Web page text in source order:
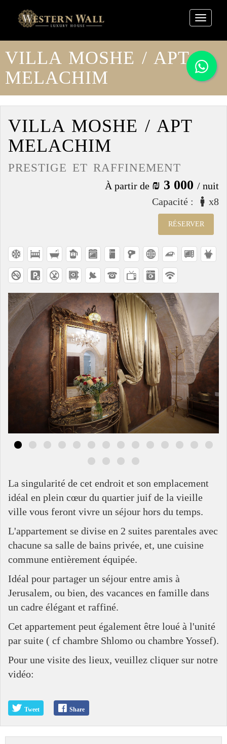
cvbbb
VILLA MOSHE / APT
MELACHIM
VILLA MOSHE / APT
MELACHIM
PRESTIGE ET RAFFINEMENT
À partir de ₪ 3 000 / nuit
Capacité :
x8
RÉSERVER
La singularité de cet endroit et son emplacement
idéal en plein cœur du quartier juif de la vieille
ville vous feront vivre un séjour hors du temps.
L'appartement se divise en 2 suites parentales avec
chacune sa salle de bains privée, et, une cuisine
commune entièrement équipée.
Idéal pour partager un séjour entre amis à
Jerusalem, ou bien, des vacances en famille dans
un cadre élégant et raffiné.
Cet appartement peut également être loué à l'unité
par suite ( cf chambre Shlomo ou chambre Yossef).
Pour une visite des lieux, veuillez cliquer sur notre
vidéo:
Tweet Share